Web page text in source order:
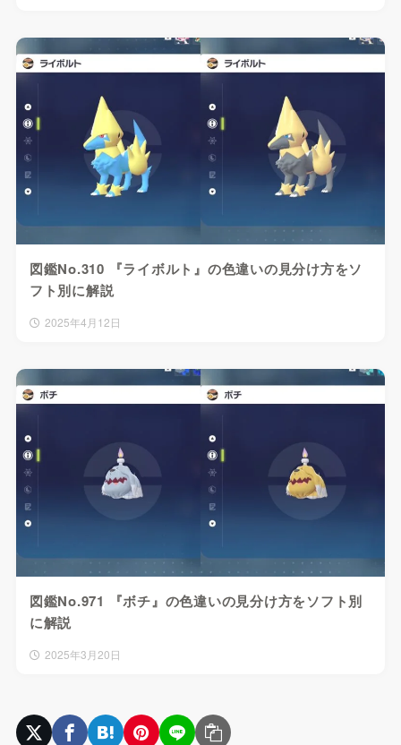
図鑑No.310 『ライボルト』の色違いの見分け方をソ
フト別に解説
2025年4月12日
図鑑No.971 『ボチ』の色違いの見分け方をソフト別
に解説
2025年3月20日